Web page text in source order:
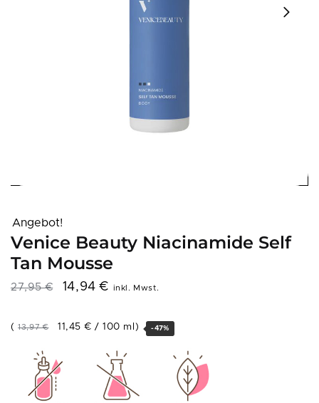
Angebot!
Venice Beauty Niacinamide Self
Tan Mousse
27,95€ 14,94€ inkl. Mwst.
-47%
(13,97€ 11,45€ /100 ml )